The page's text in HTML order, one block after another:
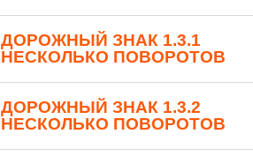
ДОРОЖНЫЙ ЗНАК 1.3.1
НЕСКОЛЬКО ПОВОРОТОВ
ДОРОЖНЫЙ ЗНАК 1.3.2
НЕСКОЛЬКО ПОВОРОТОВ